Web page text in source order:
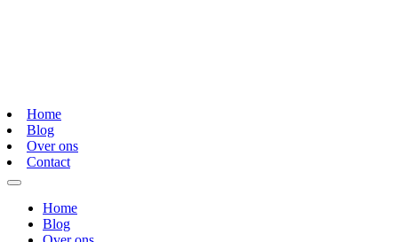
Home
Blog
Over ons
Contact
Home
Blog